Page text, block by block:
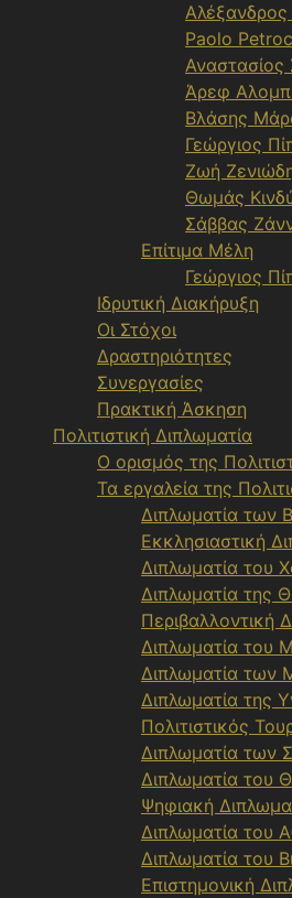
Αλέξανδρος
Paolo
Αναστασίος
Άρεφ
Βλάσης
Γεώργιος
Ζωή
Θωμάς
Σάββας
Επίτιμα Μέλη
Γεώργιος
Ιδρυτική Διακήρυξη
Οι Στόχοι
Δραστηριότητες
Συνεργασίες
Πρακτική Άσκηση
Πολιτιστική Διπλωματία
Ο ορισμός της
Τα εργαλεία της
Διπλωματία των
Εκκλησιαστική
Διπλωματία του
Διπλωματία της
Περιβαλλοντική
Διπλωματία του
Διπλωματία των
Διπλωματία της
Πολιτιστικός
Διπλωματία των
Διπλωματία του
Ψηφιακή
Διπλωματία του
Διπλωματία του
Επιστημονική